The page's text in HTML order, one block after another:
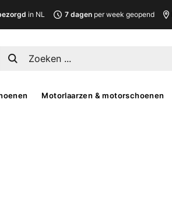
in NL 7 dagen per week geopend
Motorlaarzen & motorschoenen